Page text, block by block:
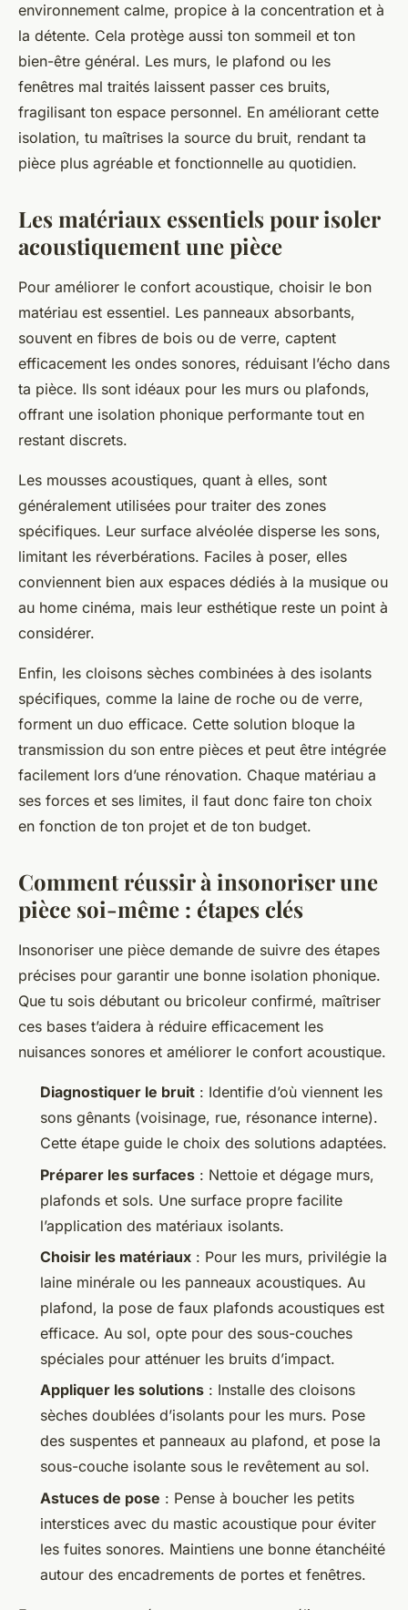
environnement calme, propice à la concentration et à
la détente. Cela protège aussi ton sommeil et ton
bien-être général. Les murs, le plafond ou les
fenêtres mal traités laissent passer ces bruits,
fragilisant ton espace personnel. En améliorant cette
isolation, tu maîtrises la source du bruit, rendant ta
pièce plus agréable et fonctionnelle au quotidien.
Les matériaux essentiels pour isoler
acoustiquement une pièce
Pour améliorer le confort acoustique, choisir le bon
matériau est essentiel. Les panneaux absorbants,
souvent en fibres de bois ou de verre, captent
efficacement les ondes sonores, réduisant l’écho dans
ta pièce. Ils sont idéaux pour les murs ou plafonds,
offrant une isolation phonique performante tout en
restant discrets.
Les mousses acoustiques, quant à elles, sont
généralement utilisées pour traiter des zones
spécifiques. Leur surface alvéolée disperse les sons,
limitant les réverbérations. Faciles à poser, elles
conviennent bien aux espaces dédiés à la musique ou
au home cinéma, mais leur esthétique reste un point à
considérer.
Enfin, les cloisons sèches combinées à des isolants
spécifiques, comme la laine de roche ou de verre,
forment un duo efficace. Cette solution bloque la
transmission du son entre pièces et peut être intégrée
facilement lors d’une rénovation. Chaque matériau a
ses forces et ses limites, il faut donc faire ton choix
en fonction de ton projet et de ton budget.
Comment réussir à insonoriser une
pièce soi-même : étapes clés
Insonoriser une pièce demande de suivre des étapes
précises pour garantir une bonne isolation phonique.
Que tu sois débutant ou bricoleur confirmé, maîtriser
ces bases t’aidera à réduire efficacement les
nuisances sonores et améliorer le confort acoustique.
Diagnostiquer le bruit : Identifie d’où viennent les
sons gênants (voisinage, rue, résonance interne).
Cette étape guide le choix des solutions adaptées.
Préparer les surfaces : Nettoie et dégage murs,
plafonds et sols. Une surface propre facilite
l’application des matériaux isolants.
Choisir les matériaux : Pour les murs, privilégie la
laine minérale ou les panneaux acoustiques. Au
plafond, la pose de faux plafonds acoustiques est
efficace. Au sol, opte pour des sous-couches
spéciales pour atténuer les bruits d’impact.
Appliquer les solutions : Installe des cloisons
sèches doublées d’isolants pour les murs. Pose
des suspentes et panneaux au plafond, et pose la
sous-couche isolante sous le revêtement au sol.
Astuces de pose : Pense à boucher les petits
interstices avec du mastic acoustique pour éviter
les fuites sonores. Maintiens une bonne étanchéité
autour des encadrements de portes et fenêtres.